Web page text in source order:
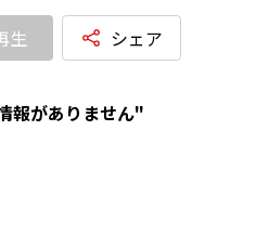
生 シェア
報がありません"